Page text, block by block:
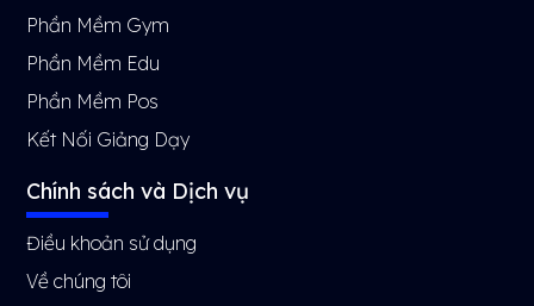
Phần Mềm Gym
Phần Mềm Edu
Phần Mềm Pos
Kết Nối Giảng Dạy
Chính sách và Dịch vụ
Điều khoản sử dụng
Về chúng tôi